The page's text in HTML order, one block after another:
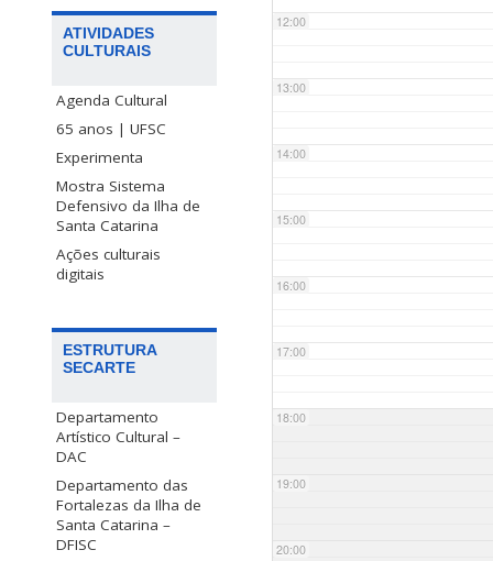
ATIVIDADES
CULTURAIS
Agenda Cultural
65 anos | UFSC
Experimenta
Mostra Sistema
Defensivo da Ilha de
Santa Catarina
Ações culturais
digitais
ESTRUTURA
SECARTE
Departamento
Artístico Cultural –
DAC
Departamento das
Fortalezas da Ilha de
Santa Catarina –
DFISC
12:00
13:00
14:00
15:00
16:00
17:00
18:00
19:00
20:00